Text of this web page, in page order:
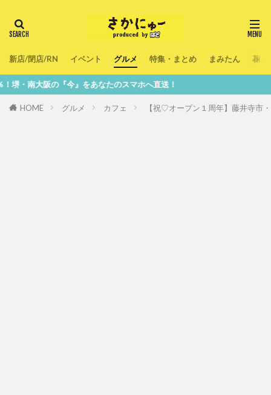
新店/閉店/RN イベント グルメ 特集・まとめ まみたん 暮ら
あなたのスマホへ直送！
HOME グルメ カフェ 【祝♡オープン１周年】藤井寺市